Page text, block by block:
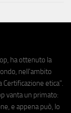
ha ottenuto la
nell'ambito
Certificazione etica".
vanta un primato:
e appena può, lo